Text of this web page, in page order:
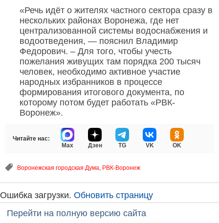
«Речь идёт о жителях частного сектора сразу в
нескольких районах Воронежа, где нет
централизованной системы водоснабжения и
водоотведения, — пояснил Владимир
Федорович. – Для того, чтобы учесть
пожелания живущих там порядка 200 тысяч
человек, необходимо активное участие
народных избранников в процессе
формирования итогового документа, по
которому потом будет работать «РВК-
Воронеж».
Читайте нас:
Max
Дзен TG VK OK
Воронежская городская Дума, РВК-Воронеж
Ошибка загрузки. Обновить страницу
Перейти на полную версию сайта